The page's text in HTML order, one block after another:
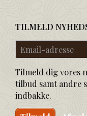
TILMELD
Email-
adresse
Tilmeld dig vores
tilbud samt andre
indbakke.